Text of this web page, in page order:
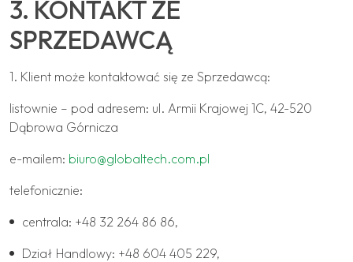
3. KONTAKT ZE
SPRZEDAWCĄ
1. Klient może kontaktować się ze Sprzedawcą:
listownie – pod adresem: ul. Armii Krajowej 1C, 42-520
Dąbrowa Górnicza
e-mailem: biuro@globaltech.com.pl
telefonicznie:
centrala: +48 32 264 86 86,
Dział Handlowy: +48 604 405 229,